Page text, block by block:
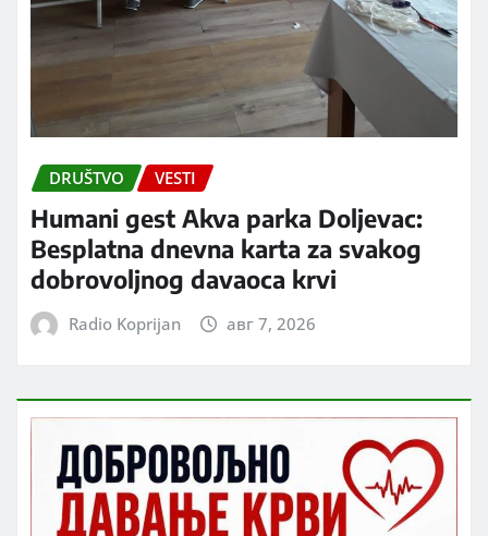
DRUŠTVO VESTI
Humani gest Akva parka Doljevac:
Besplatna dnevna karta za svakog
dobrovoljnog davaoca krvi
Radio Koprijan авг 7, 2026